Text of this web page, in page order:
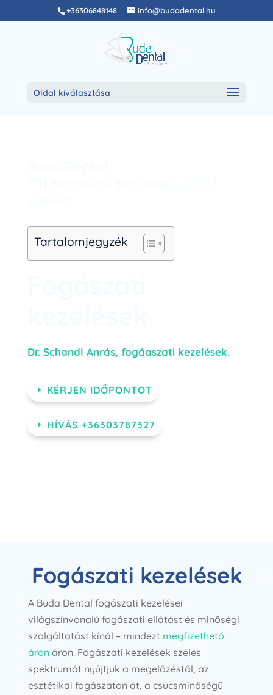
+36306848148 info@budadental.hu
Oldal kiválasztása
Tartalomjegyzék
Dr. Schandl Anrás, fogáaszati kezelések.
KÉRJEN IDŐPONTOT
HÍVÁS +36303787327
Fogászati kezelések
A Buda Dental fogászati ​​kezelései
világszínvonalú fogászati ellátást és minőségi
szolgáltatást kínál – mindezt megfizethető
áronáron. Fogászati kezelések széles
spektrumát nyújtjuk a megelőzéstől, az
esztétikai fogászaton át, a csúcsminőségű